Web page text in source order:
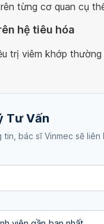
từng cơ quan cụ
hệ tiêu hóa
trị viêm khớp
Tư Vấn
tin, bác sĩ Vinmec sẽ